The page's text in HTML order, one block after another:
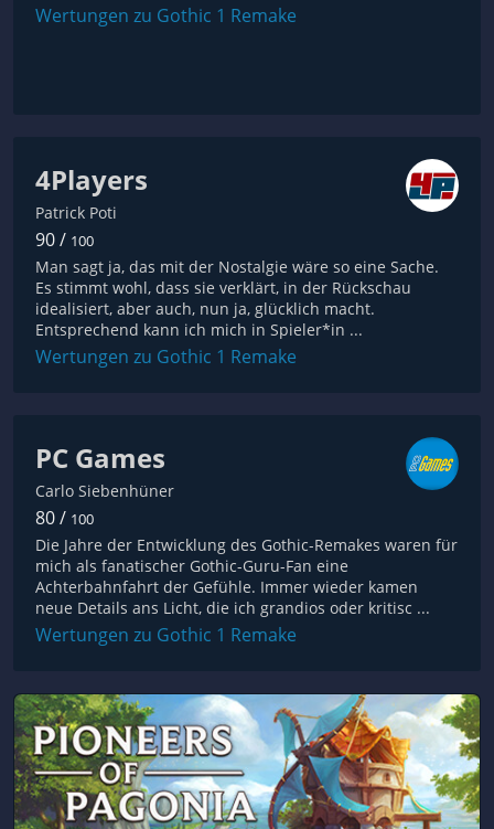
Wertungen zu Gothic 1 Remake
4Players
Patrick Poti
90 / 100
Man sagt ja, das mit der Nostalgie wäre so eine Sache.
Es stimmt wohl, dass sie verklärt, in der Rückschau
idealisiert, aber auch, nun ja, glücklich macht.
Entsprechend kann ich mich in Spieler*in ...
Wertungen zu Gothic 1 Remake
PC Games
Carlo Siebenhüner
80 / 100
Die Jahre der Entwicklung des Gothic-Remakes waren für
mich als fanatischer Gothic-Guru-Fan eine
Achterbahnfahrt der Gefühle. Immer wieder kamen
neue Details ans Licht, die ich grandios oder kritisc ...
Wertungen zu Gothic 1 Remake